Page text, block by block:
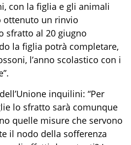
con la figlia e gli animali
ottenuto un rinvio
sfratto al 20 giugno
la figlia potrà completare,
l’anno scolastico con i
inquilini: “Per
lo sfratto sarà comunque
quelle misure che servono
il nodo della sofferenza